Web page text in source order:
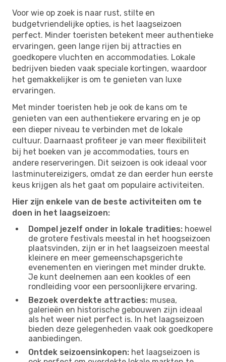
Voor wie op zoek is naar rust, stilte en
budgetvriendelijke opties, is het laagseizoen
perfect. Minder toeristen betekent meer authentieke
ervaringen, geen lange rijen bij attracties en
goedkopere vluchten en accommodaties. Lokale
bedrijven bieden vaak speciale kortingen, waardoor
het gemakkelijker is om te genieten van luxe
ervaringen.
Met minder toeristen heb je ook de kans om te
genieten van een authentiekere ervaring en je op
een dieper niveau te verbinden met de lokale
cultuur. Daarnaast profiteer je van meer flexibiliteit
bij het boeken van je accommodaties, tours en
andere reserveringen. Dit seizoen is ook ideaal voor
lastminutereizigers, omdat ze dan eerder hun eerste
keus krijgen als het gaat om populaire activiteiten.
Hier zijn enkele van de beste activiteiten om te
doen in het laagseizoen:
Dompel jezelf onder in lokale tradities: hoewel
de grotere festivals meestal in het hoogseizoen
plaatsvinden, zijn er in het laagseizoen meestal
kleinere en meer gemeenschapsgerichte
evenementen en vieringen met minder drukte.
Je kunt deelnemen aan een kookles of een
rondleiding voor een persoonlijkere ervaring.
Bezoek overdekte attracties: musea,
galerieën en historische gebouwen zijn ideaal
als het weer niet perfect is. In het laagseizoen
bieden deze gelegenheden vaak ook goedkopere
aanbiedingen.
Ontdek seizoensinkopen: het laagseizoen is